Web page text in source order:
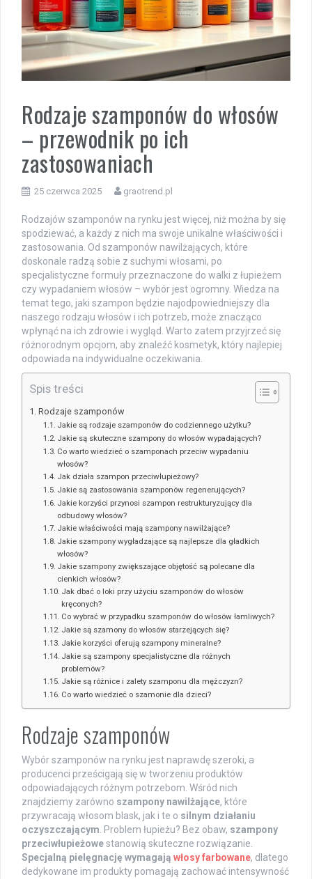
Rodzaje szamponów do włosów
– przewodnik po ich
zastosowaniach
25 czerwca 2025 graotrend.pl
Rodzajów szamponów na rynku jest więcej, niż można by się
spodziewać, a każdy z nich ma swoje unikalne właściwości i
zastosowania. Od szamponów nawilżających, które
doskonale radzą sobie z suchymi włosami, po
specjalistyczne formuły przeznaczone do walki z łupieżem
czy wypadaniem włosów – wybór jest ogromny. Wiedza na
temat tego, jaki szampon będzie najodpowiedniejszy dla
naszego rodzaju włosów i ich potrzeb, może znacząco
wpłynąć na ich zdrowie i wygląd. Warto zatem przyjrzeć się
różnorodnym opcjom, aby znaleźć kosmetyk, który najlepiej
odpowiada na indywidualne oczekiwania.
Spis treści
Rodzaje szamponów
Jakie są rodzaje szamponów do codziennego użytku?
Jakie są skuteczne szampony do włosów wypadających?
Co warto wiedzieć o szamponach przeciw wypadaniu
włosów?
Jak działa szampon przeciwłupieżowy?
Jakie są zastosowania szamponów regenerujących?
Jakie korzyści przynosi szampon restrukturyzujący dla
odbudowy włosów?
Jakie właściwości mają szampony nawilżające?
Jakie szampony wygładzające są najlepsze dla gładkich
włosów?
Jakie szampony zwiększające objętość są polecane dla
cienkich włosów?
Jak dbać o loki przy użyciu szamponów do włosów
kręconych?
Co wybrać w przypadku szamponów do włosów łamliwych?
Jakie są szamony do włosów starzejących się?
Jakie korzyści oferują szampony mineralne?
Jakie są szampony specjalistyczne dla różnych
problemów?
Jakie są różnice i zalety szamponu dla mężczyzn?
Co warto wiedzieć o szamonie dla dzieci?
Rodzaje szamponów
Wybór szamponów na rynku jest naprawdę szeroki, a
producenci prześcigają się w tworzeniu produktów
odpowiadających różnym potrzebom. Wśród nich
znajdziemy zarówno szampony nawilżające, które
przywracają włosom blask, jak i te o silnym działaniu
oczyszczającym . Problem łupieżu? Bez obaw, szampony
przeciwłupieżowestanowią skuteczne rozwiązanie.
Specjalną pielęgnację wymagają włosy farbowane, dlatego
dedykowane im produkty pomagają zachować intensywność